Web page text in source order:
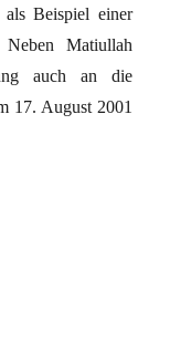
Beispiel einer
Matiullah
auch an die
17. August 2001